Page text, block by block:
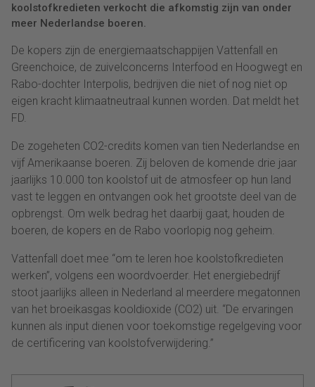
koolstofkredieten verkocht die afkomstig zijn van onder
meer Nederlandse boeren.
De kopers zijn de energiemaatschappijen Vattenfall en
Greenchoice, de zuivelconcerns Interfood en Hoogwegt en
Rabo-dochter Interpolis, bedrijven die niet of nog niet op
eigen kracht klimaatneutraal kunnen worden. Dat meldt het
FD.
De zogeheten CO2-credits komen van tien Nederlandse en
vijf Amerikaanse boeren. Zij beloven de komende drie jaar
jaarlijks 10.000 ton koolstof uit de atmosfeer op hun land
vast te leggen en ontvangen ook het grootste deel van de
opbrengst. Om welk bedrag het daarbij gaat, houden de
boeren, de kopers en de Rabo voorlopig nog geheim.
Vattenfall doet mee “om te leren hoe koolstofkredieten
werken”, volgens een woordvoerder. Het energiebedrijf
stoot jaarlijks alleen in Nederland al meerdere megatonnen
van het broeikasgas kooldioxide (CO2) uit. “De ervaringen
kunnen als input dienen voor toekomstige regelgeving voor
de certificering van koolstofverwijdering.”